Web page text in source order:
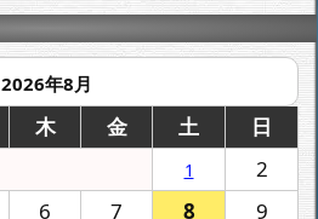
2026年8月
木 金 土 日
1
2
6 7 8
9